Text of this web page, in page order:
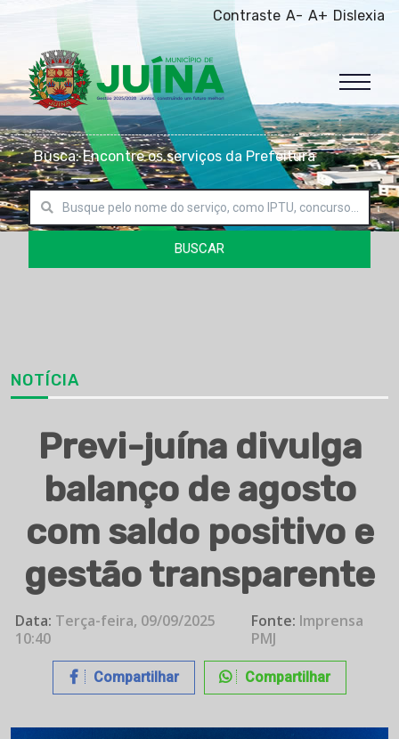
Contraste A- A+ Dislexia
Busca: Encontre os serviços da Prefeitura
BUSCAR
NOTÍCIA
Previ-juína divulga
balanço de agosto
com saldo positivo e
gestão transparente
Data: Terça-feira, 09/09/2025
10:40
Fonte: Imprensa
PMJ
Compartilhar Compartilhar